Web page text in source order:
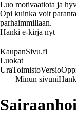
Luo motivaatiota ja
Opi kuinka voit
parhaimmillaan.
Hanki e-kirja nyt
KaupanSivu.fi
Luokat
UraToimistoVersio
Minun sivuni